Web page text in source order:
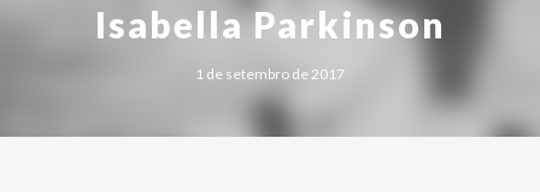
Isabella Parkinson
1 de setembro de 2017